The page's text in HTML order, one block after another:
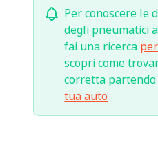
Per conoscere le
degli pneumatici
fai una ricerca
scopri come
corretta partendo
tua auto